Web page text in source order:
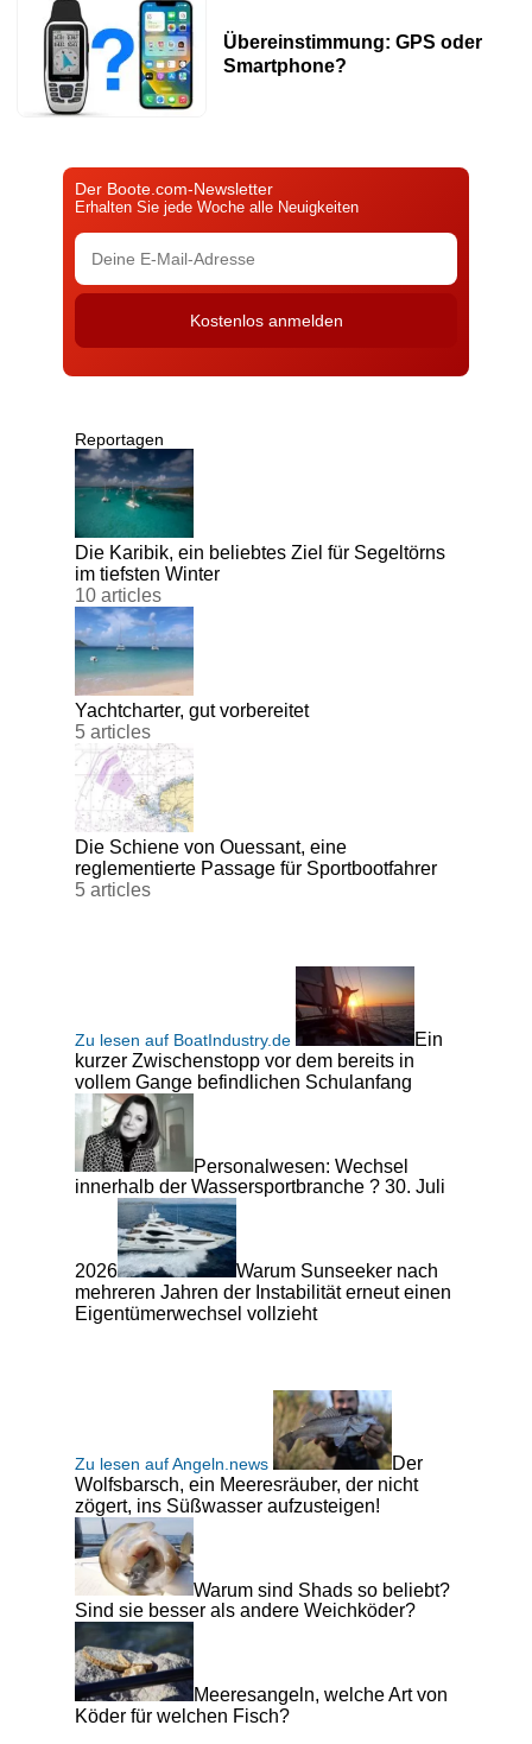
Übereinstimmung: GPS oder
Smartphone?
Der Boote.com-Newsletter
Erhalten Sie jede Woche alle Neuigkeiten
Reportagen
Die Karibik, ein beliebtes Ziel für Segeltörns
im tiefsten Winter
10 articles
Yachtcharter, gut vorbereitet
5 articles
Die Schiene von Ouessant, eine
reglementierte Passage für Sportbootfahrer
5 articles
Zu lesen auf BoatIndustry.de
Ein
kurzer Zwischenstopp vor dem bereits in
vollem Gange befindlichen Schulanfang
Personalwesen: Wechsel
innerhalb der Wassersportbranche ? 30. Juli
2026
Warum Sunseeker nach
mehreren Jahren der Instabilität erneut einen
Eigentümerwechsel vollzieht
Zu lesen auf Angeln.news
Der
Wolfsbarsch, ein Meeresräuber, der nicht
zögert, ins Süßwasser aufzusteigen!
Warum sind Shads so beliebt?
Sind sie besser als andere Weichköder?
Meeresangeln, welche Art von
Köder für welchen Fisch?